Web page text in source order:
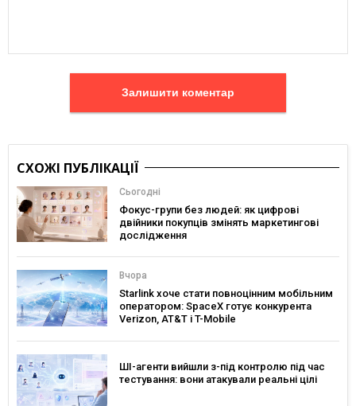
Залишити коментар
СХОЖІ ПУБЛІКАЦІЇ
Сьогодні
Фокус-групи без людей: як цифрові
двійники покупців змінять маркетингові
дослідження
Вчора
Starlink хоче стати повноцінним мобільним
оператором: SpaceX готує конкурента
Verizon, AT&T і T-Mobile
ШІ-агенти вийшли з-під контролю під час
тестування: вони атакували реальні цілі